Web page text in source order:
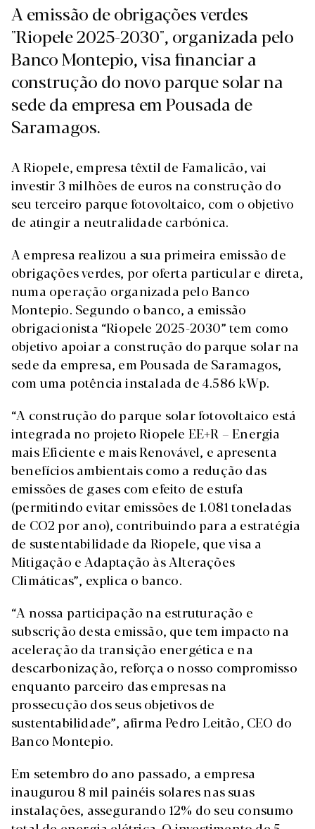
A emissão de obrigações verdes
"Riopele 2025-2030", organizada pelo
Banco Montepio, visa financiar a
construção do novo parque solar na
sede da empresa em Pousada de
Saramagos.
A Riopele, empresa têxtil de Famalicão, vai
investir 3 milhões de euros na construção do
seu terceiro parque fotovoltaico, com o objetivo
de atingir a neutralidade carbónica.
A empresa realizou a sua primeira emissão de
obrigações verdes, por oferta particular e direta,
numa operação organizada pelo Banco
Montepio. Segundo o banco, a emissão
obrigacionista “Riopele 2025-2030” tem como
objetivo apoiar a construção do parque solar na
sede da empresa, em Pousada de Saramagos,
com uma potência instalada de 4.586 kWp.
“A construção do parque solar fotovoltaico está
integrada no projeto Riopele EE+R – Energia
mais Eficiente e mais Renovável, e apresenta
benefícios ambientais como a redução das
emissões de gases com efeito de estufa
(permitindo evitar emissões de 1.081 toneladas
de CO2 por ano), contribuindo para a estratégia
de sustentabilidade da Riopele, que visa a
Mitigação e Adaptação às Alterações
Climáticas”, explica o banco.
“A nossa participação na estruturação e
subscrição desta emissão, que tem impacto na
aceleração da transição energética e na
descarbonização, reforça o nosso compromisso
enquanto parceiro das empresas na
prossecução dos seus objetivos de
sustentabilidade”, afirma Pedro Leitão, CEO do
Banco Montepio.
Em setembro do ano passado, a empresa
inaugurou 8 mil painéis solares nas suas
instalações, assegurando 12% do seu consumo